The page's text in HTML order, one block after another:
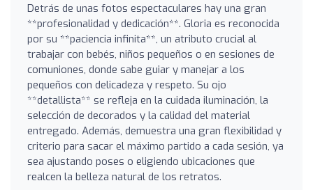
Detrás de unas fotos espectaculares hay una gran
**profesionalidad y dedicación**. Gloria es reconocida
por su **paciencia infinita**, un atributo crucial al
trabajar con bebés, niños pequeños o en sesiones de
comuniones, donde sabe guiar y manejar a los
pequeños con delicadeza y respeto. Su ojo
**detallista** se refleja en la cuidada iluminación, la
selección de decorados y la calidad del material
entregado. Además, demuestra una gran flexibilidad y
criterio para sacar el máximo partido a cada sesión, ya
sea ajustando poses o eligiendo ubicaciones que
realcen la belleza natural de los retratos.